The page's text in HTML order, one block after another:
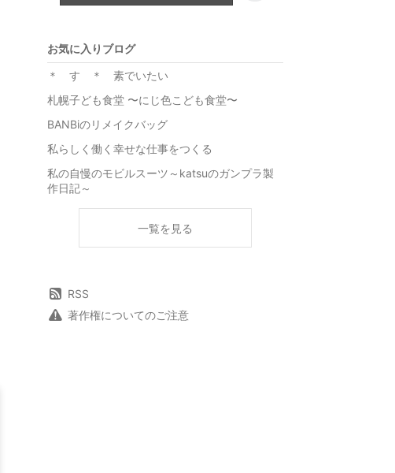
お気に入りブログ
＊ す ＊ 素でいたい
札幌子ども食堂 〜にじ色こども食堂〜
BANBiのリメイクバッグ
私らしく働く幸せな仕事をつくる
私の自慢のモビルスーツ～katsuのガンプラ製
作日記～
一覧を見る
RSS
著作権についてのご注意